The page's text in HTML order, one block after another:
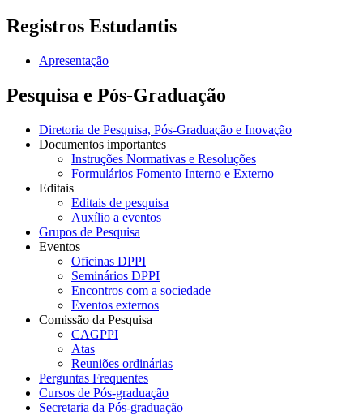
Registros Estudantis
Apresentação
Pesquisa e Pós-Graduação
Diretoria de Pesquisa, Pós-Graduação e Inovação
Documentos importantes
Instruções Normativas e Resoluções
Formulários Fomento Interno e Externo
Editais
Editais de pesquisa
Auxílio a eventos
Grupos de Pesquisa
Eventos
Oficinas DPPI
Seminários DPPI
Encontros com a sociedade
Eventos externos
Comissão da Pesquisa
CAGPPI
Atas
Reuniões ordinárias
Perguntas Frequentes
Cursos de Pós-graduação
Secretaria da Pós-graduação